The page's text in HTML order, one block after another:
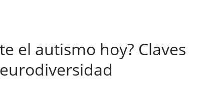
el autismo hoy? Claves